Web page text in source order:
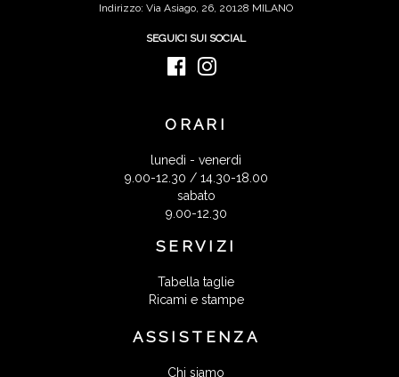
Indirizzo: Via Asiago, 26, 20128 MILANO
SEGUICI SUI SOCIAL
ORARI
lunedì - venerdì
9.00-12.30 / 14.30-18.00
sabato
9.00-12.30
SERVIZI
Tabella taglie
Ricami e stampe
ASSISTENZA
Chi siamo